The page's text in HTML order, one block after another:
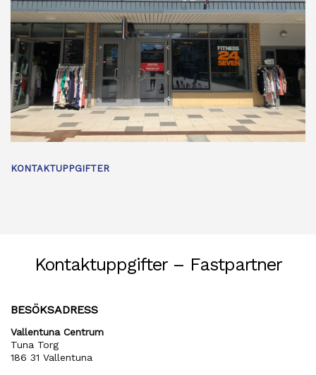
KONTAKTUPPGIFTER
Kontaktuppgifter – Fastpartner
BESÖKSADRESS
Vallentuna Centrum
Tuna Torg
186 31 Vallentuna